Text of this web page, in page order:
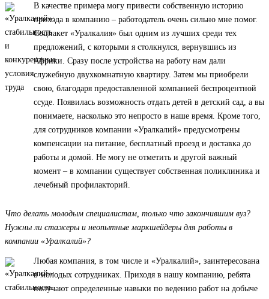
В качестве примера могу привести собственную историю
прихода в компанию – работодатель очень сильно мне помог.
Соцпакет «Уралкалия» был одним из лучших среди тех
предложений, с которыми я столкнулся, вернувшись из
Африки. Сразу после устройства на работу нам дали
служебную двухкомнатную квартиру. Затем мы приобрели
свою, благодаря предоставленной компанией беспроцентной
ссуде. Появилась возможность отдать детей в детский сад, а вы
понимаете, насколько это непросто в наше время. Кроме того,
для сотрудников компании «Уралкалий» предусмотрены
компенсации на питание, бесплатный проезд и доставка до
работы и домой. Не могу не отметить и другой важный
момент – в компании существует собственная поликлиника и
лечебный профилакторий.
Что делать молодым специалистам, только что закончившим вуз?
Нужны ли стажеры и неопытные маркшейдеры для работы в
компании «Уралкалий»?
Любая компания, в том числе и «Уралкалий», заинтересована
в молодых сотрудниках. Приходя в нашу компанию, ребята
получают определенные навыки по ведению работ на добыче